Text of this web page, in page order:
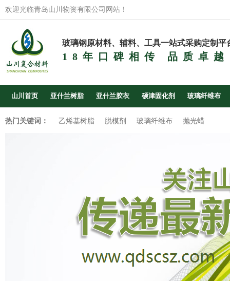
欢迎光临青岛山川物资有限公司网站！
玻璃钢原材料、辅料、工具一站式采购定制平
18年口碑相传 品质卓越
山川首页 亚什兰树脂 亚什兰胶衣 硕津固化剂 玻璃纤维布
热门关键词： 乙烯基树脂 脱模剂 玻璃纤维布 抛光蜡